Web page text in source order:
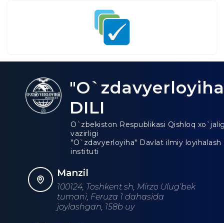
DILI
O`zbekiston Respublikasi Qishloq
vazirligi
"O`zdavyerloyiha" Davlat ilmiy loyihalash
instituti
Manzil
100124, Toshkent sh, Mirzo Ulug‘bek
tumani, Feruza 1 dahasida
joylashgan, 158b uy